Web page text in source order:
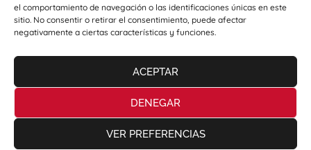
el comportamiento de navegación o las identificaciones únicas en este
sitio. No consentir o retirar el consentimiento, puede afectar
negativamente a ciertas características y funciones.
ACEPTAR
DENEGAR
VER PREFERENCIAS
Imagination at transport & logistics
Iparragirre Etorbidea 59 | 48980 Bizkaia
Política de privacidad
Política de cookies